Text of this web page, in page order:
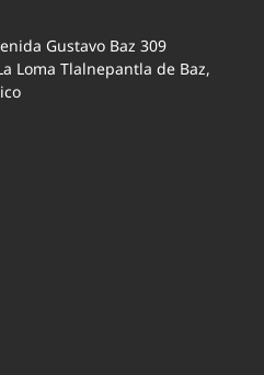
Gustavo Baz 309
Loma Tlalnepantla de Baz,